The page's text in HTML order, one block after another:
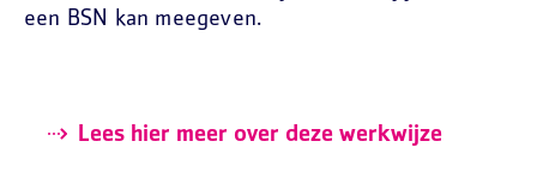
een BSN kan meegeven.
Lees hier meer over deze werkwijze